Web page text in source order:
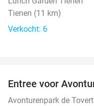
Tienen (11 km)
Verkocht: 6
TODAY
Entree voor
Avonturenpark de